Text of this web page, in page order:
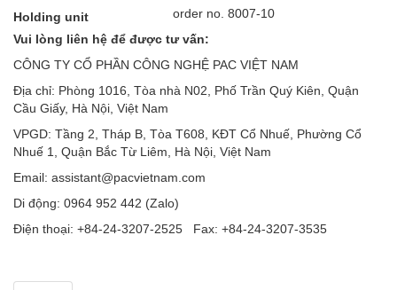
Holding unit
order no. 8007-10
Vui lòng liên hệ để được tư vấn:
CÔNG TY CỔ PHẦN CÔNG NGHỆ PAC VIỆT NAM
Địa chỉ: Phòng 1016, Tòa nhà N02, Phố Trần Quý Kiên, Quận
Cầu Giấy, Hà Nội, Việt Nam
VPGD: Tầng 2, Tháp B, Tòa T608, KĐT Cổ Nhuế, Phường Cổ
Nhuế 1, Quận Bắc Từ Liêm, Hà Nội, Việt Nam
Email: assistant@pacvietnam.com
Di động: 0964 952 442 (Zalo)
Điện thoại: +84-24-3207-2525 Fax: +84-24-3207-3535